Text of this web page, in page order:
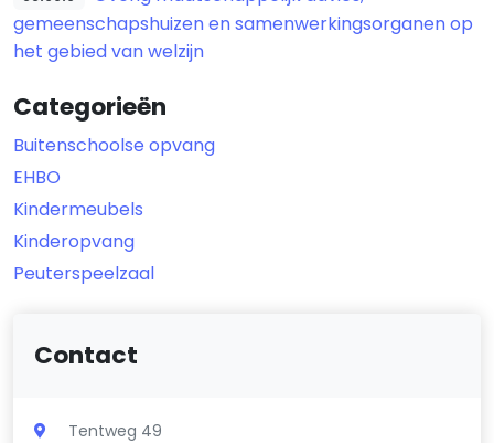
gemeenschapshuizen en samenwerkingsorganen op
het gebied van welzijn
Categorieën
Buitenschoolse opvang
EHBO
Kindermeubels
Kinderopvang
Peuterspeelzaal
Contact
Tentweg 49